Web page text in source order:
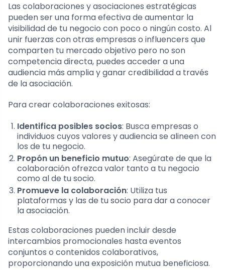
Las colaboraciones y asociaciones estratégicas
pueden ser una forma efectiva de aumentar la
visibilidad de tu negocio con poco o ningún costo. Al
unir fuerzas con otras empresas o influencers que
comparten tu mercado objetivo pero no son
competencia directa, puedes acceder a una
audiencia más amplia y ganar credibilidad a través
de la asociación.
Para crear colaboraciones exitosas:
Identifica posibles socios: Busca empresas o
individuos cuyos valores y audiencia se alineen con
los de tu negocio.
Propón un beneficio mutuo: Asegúrate de que la
colaboración ofrezca valor tanto a tu negocio
como al de tu socio.
Promueve la colaboración: Utiliza tus
plataformas y las de tu socio para dar a conocer
la asociación.
Estas colaboraciones pueden incluir desde
intercambios promocionales hasta eventos
conjuntos o contenidos colaborativos,
proporcionando una exposición mutua beneficiosa.